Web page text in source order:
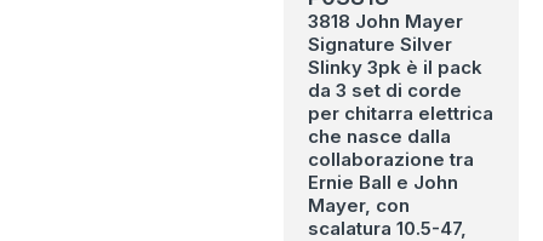
3818 John Mayer
Signature Silver
Slinky 3pk è il pack
da 3 set di corde
per chitarra elettrica
che nasce dalla
collaborazione tra
Ernie Ball e John
Mayer, con
scalatura 10.5-47,